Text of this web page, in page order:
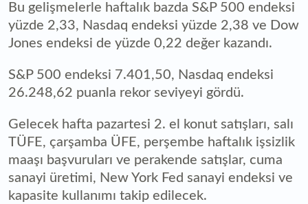
Bu gelişmelerle haftalık bazda S&P 500 endeksi
yüzde 2,33, Nasdaq endeksi yüzde 2,38 ve Dow
Jones endeksi de yüzde 0,22 değer kazandı.
S&P 500 endeksi 7.401,50, Nasdaq endeksi
26.248,62 puanla rekor seviyeyi gördü.
Gelecek hafta pazartesi 2. el konut satışları, salı
TÜFE, çarşamba ÜFE, perşembe haftalık işsizlik
maaşı başvuruları ve perakende satışlar, cuma
sanayi üretimi, New York Fed sanayi endeksi ve
kapasite kullanımı takip edilecek.